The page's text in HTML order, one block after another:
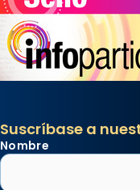
Suscríbase a
Nombre